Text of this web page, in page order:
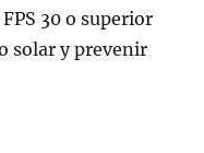
30 o superior
solar y prevenir